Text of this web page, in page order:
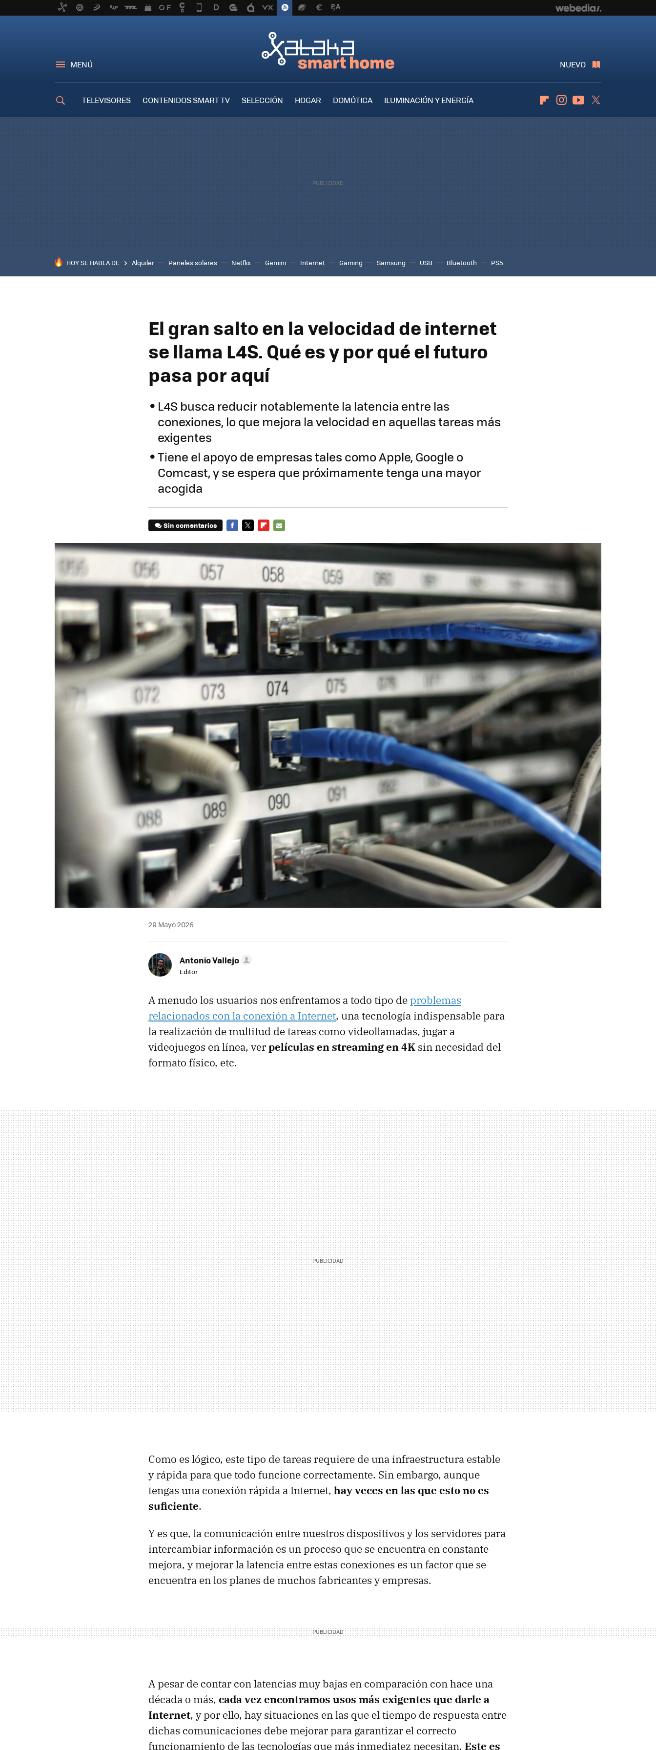
MENÚ NUEVO
TELEVISORES CONTENIDOS SMART TV SELECCIÓN HOGAR DOMÓTICA
ILUMINACIÓN Y ENERGÍA
FlipboardInstagramYoutube
HOY SE HABLA DE Alquiler Paneles solares Netflix Gemini Internet Gaming Samsung USB Bluetooth PS5
El gran salto en la velocidad de internet
se llama L4S. Qué es y por qué el futuro
pasa por aquí
L4S busca reducir notablemente la latencia entre las
conexiones, lo que mejora la velocidad en aquellas tareas más
exigentes
Tiene el apoyo de empresas tales como Apple, Google o
Comcast, y se espera que próximamente tenga una mayor
acogida
Sin comentarios
29 Mayo 2026
Antonio Vallejo
Editor
A menudo los usuarios nos enfrentamos a todo tipo deproblemas
relacionados con la conexión a Internet, una tecnología indispensable para
la realización de multitud de tareas como videollamadas, jugar a
videojuegos en línea, verpelículas en streaming en 4K sin necesidad del
formato físico, etc.
Como es lógico, este tipo de tareas requiere de una infraestructura estable
y rápida para que todo funcione correctamente. Sin embargo, aunque
tengas una conexión rápida a Internet, hay veces en las que esto no es
suficiente.
Y es que, la comunicación entre nuestros dispositivos y los servidores para
intercambiar información es un proceso que se encuentra en constante
mejora, y mejorar la latencia entre estas conexiones es un factor que se
encuentra en los planes de muchos fabricantes y empresas.
A pesar de contar con latencias muy bajas en comparación con hace una
década o más, cada vez encontramos usos más exigentes que darle a
Internet, y por ello, hay situaciones en las que el tiempo de respuesta entre
dichas comunicaciones debe mejorar para garantizar el correcto
funcionamiento de las tecnologías que más inmediatez necesitan. Este es